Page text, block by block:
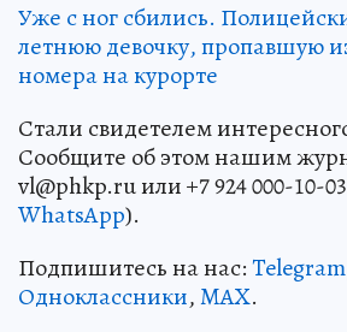
Уже с ног сбились.
летнюю девочку, пропавшую
номера на курорте
Стали свидетелем
Сообщите об этом нашим
vl@phkp.ru или +7 924 000-10-
WhatsApp).
Подпишитесь на нас:Telegram
Одноклассники,MAX.